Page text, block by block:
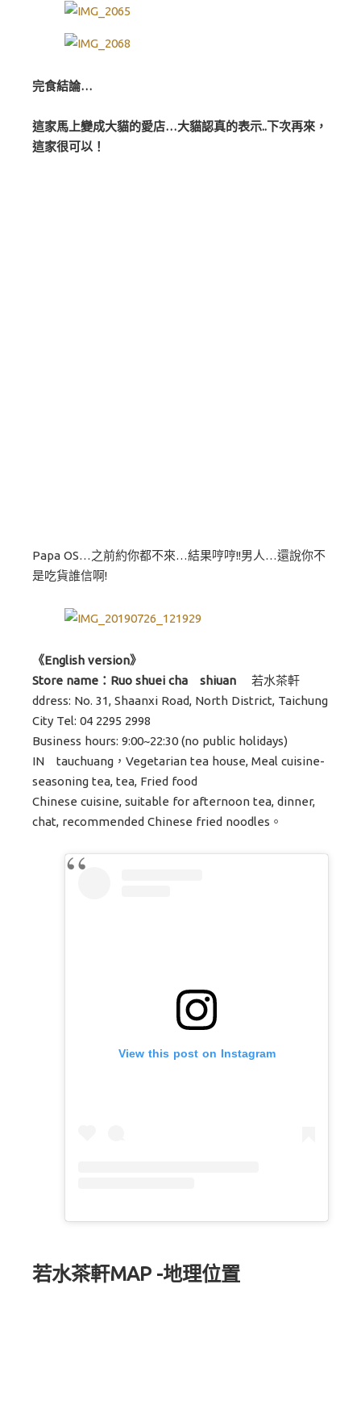
完食結論…
這家馬上變成大貓的愛店…大貓認真的表示..下次再來，
這家很可以！
Papa OS…之前約你都不來…結果哼哼!!男人…還說你不
是吃貨誰信啊!
《English version》
Store name：Ruo shuei cha shiuan 若水茶軒
ddress: No. 31, Shaanxi Road, North District, Taichung
City Tel: 04 2295 2998
Business hours: 9:00~22:30 (no public holidays)
IN tauchuang，Vegetarian tea house, Meal cuisine-
seasoning tea, tea, Fried food
Chinese cuisine, suitable for afternoon tea, dinner,
chat, recommended Chinese fried noodles。
View this post on Instagram
若水茶軒MAP -地理位置